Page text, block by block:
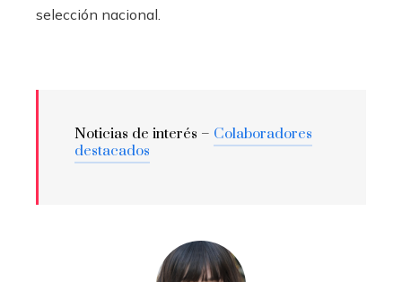
selección nacional.
Noticias de interés – Colaboradores
destacados